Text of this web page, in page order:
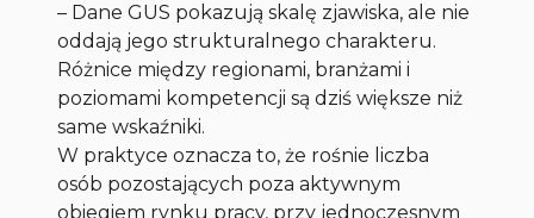
– Dane GUS pokazują skalę zjawiska, ale nie
oddają jego strukturalnego charakteru.
Różnice między regionami, branżami i
poziomami kompetencji są dziś większe niż
same wskaźniki.
W praktyce oznacza to, że rośnie liczba
osób pozostających poza aktywnym
obiegiem rynku pracy, przy jednoczesnym